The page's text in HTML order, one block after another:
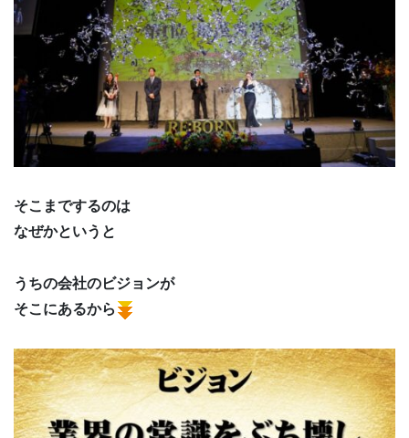
そこまでするのは
なぜかというと
うちの会社のビジョンが
そこにあるから